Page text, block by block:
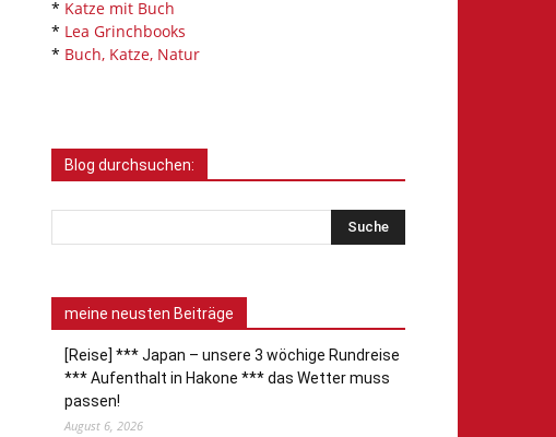
* Katze mit Buch
* Lea Grinchbooks
* Buch, Katze, Natur
Blog durchsuchen:
meine neusten Beiträge
[Reise] *** Japan – unsere 3 wöchige Rundreise
*** Aufenthalt in Hakone *** das Wetter muss
passen!
August 6, 2026